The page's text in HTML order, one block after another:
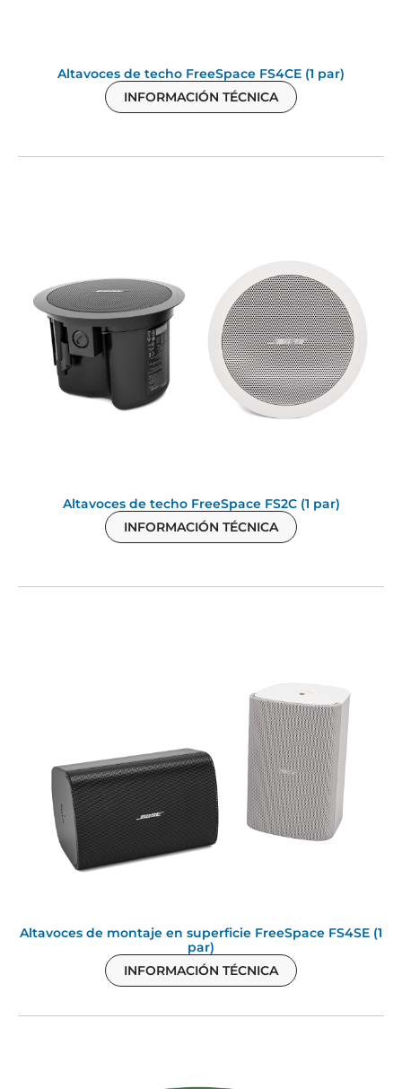
Altavoces de techo FreeSpace FS4CE (1 par)
INFORMACIÓN TÉCNICA
Altavoces de techo FreeSpace FS2C (1 par)
INFORMACIÓN TÉCNICA
Altavoces de montaje en superficie FreeSpace FS4SE (1
par)
INFORMACIÓN TÉCNICA